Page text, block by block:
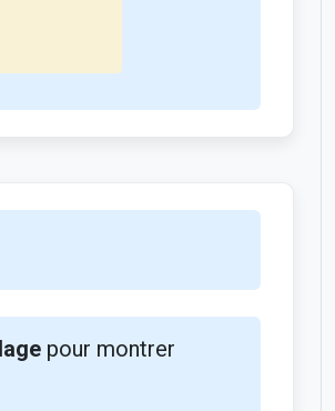
pour montrer